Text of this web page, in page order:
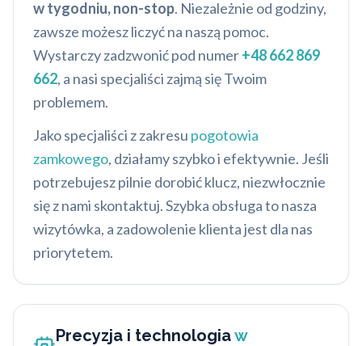
w tygodniu, non-stop. Niezależnie od godziny,
zawsze możesz liczyć na naszą pomoc.
Wystarczy zadzwonić pod numer+48 662 869
662, a nasi specjaliści zajmą się Twoim
problemem.
Jako specjaliści z zakresu pogotowia
zamkowego, działamy szybko i efektywnie. Jeśli
potrzebujesz pilnie dorobić klucz, niezwłocznie
się z nami skontaktuj. Szybka obsługa to nasza
wizytówka, a zadowolenie klienta jest dla nas
priorytetem.
Precyzja i technologiaw